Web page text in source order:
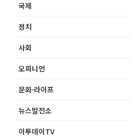
국제
정치
사회
오피니언
문화·라이프
뉴스발전소
이투데이TV